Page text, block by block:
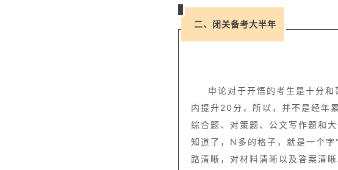
二、闭关备考大半年
申论对于开悟的考生是十分
内提升20分，所以，并不是经年
综合题、对策题、公文写作题和
知道了，N多的格子，就是一个
路清晰，对材料清晰以及答案清